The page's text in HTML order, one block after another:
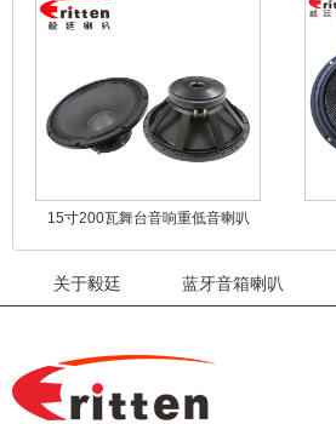
15寸200瓦舞台音响重低音喇叭
关于毅廷 蓝牙音箱喇叭